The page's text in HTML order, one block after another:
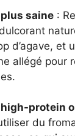
saine :
d’agave, et
allégé pour
protein
du